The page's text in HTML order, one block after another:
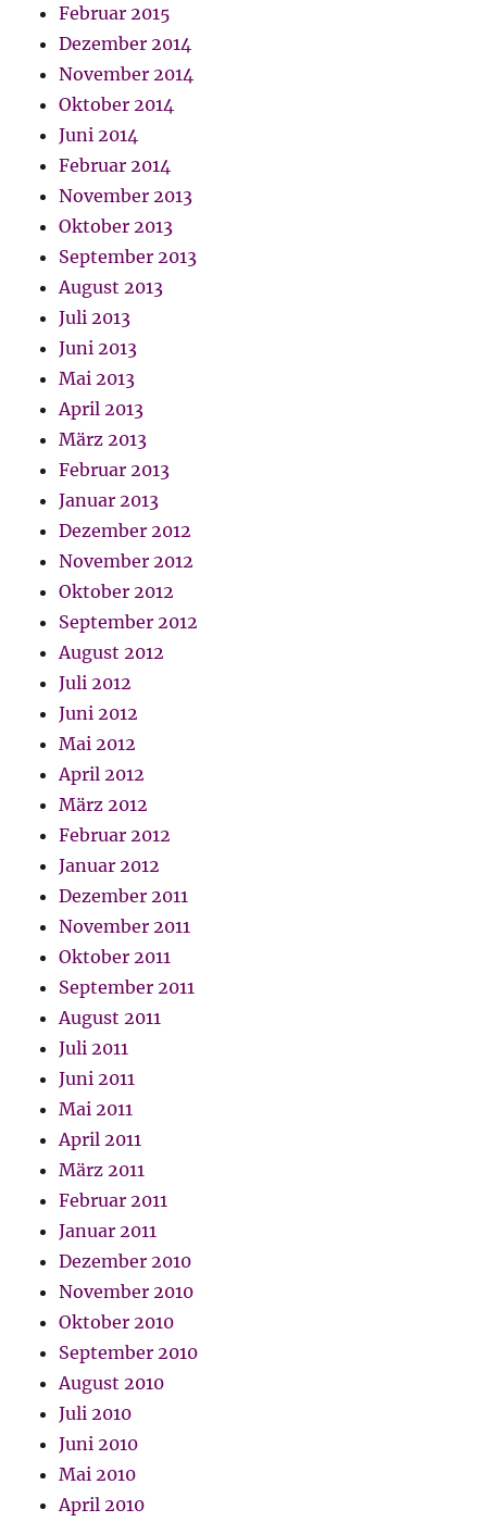
Februar 2015
Dezember 2014
November 2014
Oktober 2014
Juni 2014
Februar 2014
November 2013
Oktober 2013
September 2013
August 2013
Juli 2013
Juni 2013
Mai 2013
April 2013
März 2013
Februar 2013
Januar 2013
Dezember 2012
November 2012
Oktober 2012
September 2012
August 2012
Juli 2012
Juni 2012
Mai 2012
April 2012
März 2012
Februar 2012
Januar 2012
Dezember 2011
November 2011
Oktober 2011
September 2011
August 2011
Juli 2011
Juni 2011
Mai 2011
April 2011
März 2011
Februar 2011
Januar 2011
Dezember 2010
November 2010
Oktober 2010
September 2010
August 2010
Juli 2010
Juni 2010
Mai 2010
April 2010